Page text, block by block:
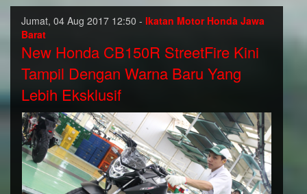
Jumat, 04 Aug 2017 12:50 - Ikatan Motor Honda Jawa
Barat
New Honda CB150R StreetFire Kini
Tampil Dengan Warna Baru Yang
Lebih Eksklusif